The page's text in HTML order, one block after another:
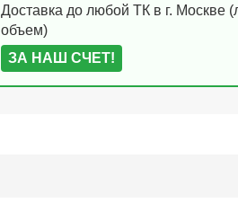
Доставка до любой ТК в г. Москве
объем)
ЗА НАШ СЧЕТ!